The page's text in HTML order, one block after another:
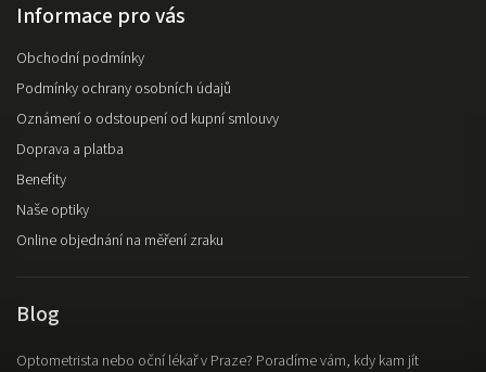
Informace pro vás
Obchodní podmínky
Podmínky ochrany osobních údajů
Oznámení o odstoupení od kupní smlouvy
Doprava a platba
Benefity
Naše optiky
Online objednání na měření zraku
Blog
Optometrista nebo oční lékař v Praze? Poradíme vám, kdy kam jít